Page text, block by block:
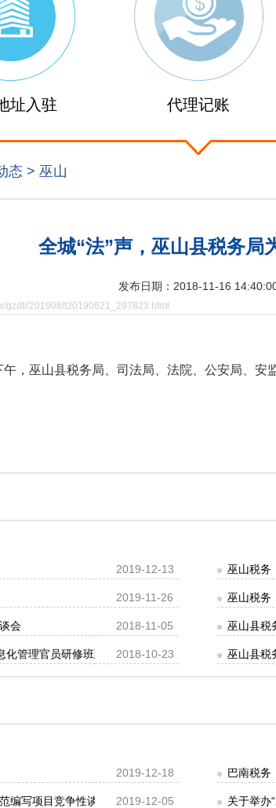
址入驻 代理记账
态 > 巫山
全城“法”声，巫山县税务局
发布日期：2018-11-16
gzdt//201908/t20190821_297823.html
巫山县税务局、司法局、法院、公安局、安
2019-12-13 巫山税务
2019-11-26 巫山税务
会 2018-11-05 巫山县税
化管理官员研修班到重庆考察学习
2018-10-23 巫山县税
2019-12-18 巴南税务
编写项目竞争性谈判和单一来源采购结果的公告
2019-12-05 关于举办